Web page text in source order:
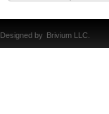
Designed by Brivium LLC.